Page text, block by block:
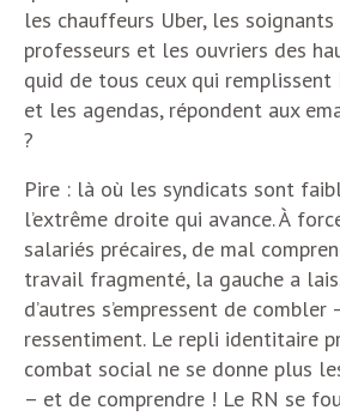
les chauffeurs Uber, les
professeurs et les ouvriers des
quid de tous ceux qui
et les agendas, répondent aux
?
Pire : là où les syndicats sont
l’extrême droite qui avance. À
salariés précaires, de mal
travail fragmenté, la gauche a
d’autres s’empressent de
ressentiment. Le repli identitaire
combat social ne se donne plus
– et de comprendre ! Le RN se